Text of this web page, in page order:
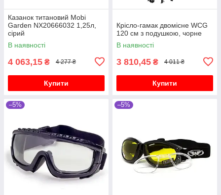
Казанок титановий Mobi
Garden NX20666032 1,25л,
сірий
В наявності
4 063,15 ₴ 4 277 ₴
Купити
Крісло-гамак двомісне WCG
120 см з подушкою, чорне
В наявності
3 810,45 ₴ 4 011 ₴
Купити
–5% –5%